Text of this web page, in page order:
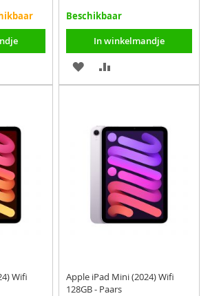
Beschikbaar
In winkelmandje
VOEG
TOE
VERLANGLIJST
OM
VERGELIJKEN
Wifi
Apple iPad Mini (2024) Wifi
128GB - Paars